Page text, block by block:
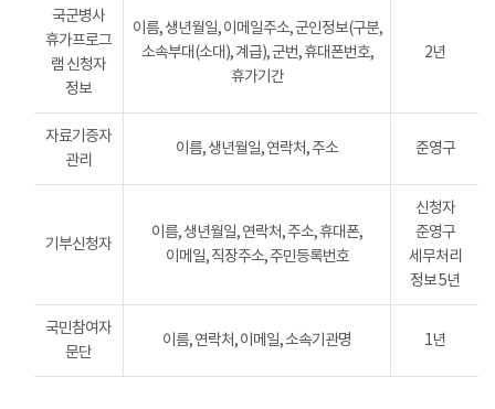
국군병사
휴가프로그
램 신청자
정보
이름, 생년월일, 이메일주소, 군인정보(구분,
소속부대(소대), 계급), 군번, 휴대폰번호,
휴가기간
2년
자료기증자
관리
이름, 생년월일, 연락처, 주소 준영구
기부신청자
이름, 생년월일, 연락처, 주소, 휴대폰,
이메일, 직장주소, 주민등록번호
신청자
준영구
세무처리
정보 5년
국민참여자
문단
이름, 연락처, 이메일, 소속기관명 1년